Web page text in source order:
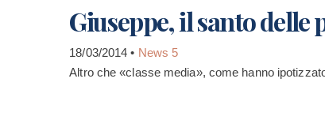
Giuseppe, il santo delle
18/03/2014 • News 5
Altro che «classe media», come hanno